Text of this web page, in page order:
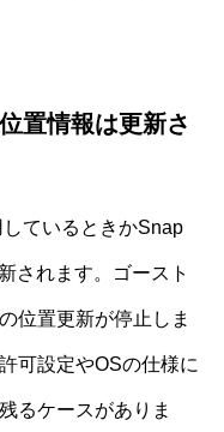
置情報は更新さ
ているときかSnap
されます。ゴースト
位置更新が停止しま
可設定やOSの仕様に
るケースがありま